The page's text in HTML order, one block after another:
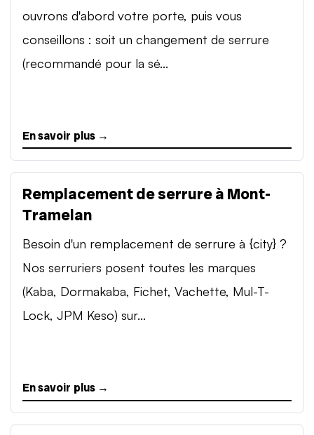
ouvrons d'abord votre porte, puis vous
conseillons : soit un changement de serrure
(recommandé pour la sé...
En savoir plus →
Remplacement de serrure à Mont-
Tramelan
Besoin d'un remplacement de serrure à {city} ?
Nos serruriers posent toutes les marques
(Kaba, Dormakaba, Fichet, Vachette, Mul-T-
Lock, JPM Keso) sur...
En savoir plus →